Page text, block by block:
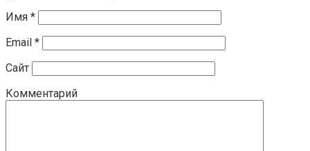
Имя *
Email *
Сайт
Комментарий